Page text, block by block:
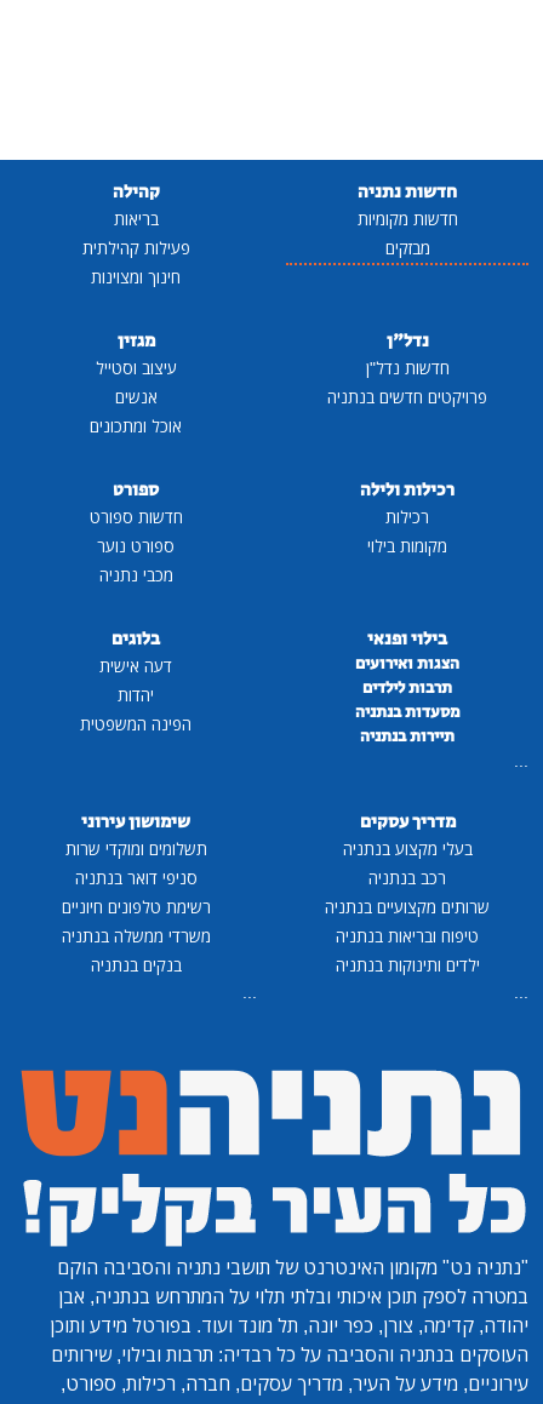
חדשות נתניה
חדשות מקומיות
מבזקים
קהילה
בריאות
פעילות קהילתית
חינוך ומצוינות
נדל"ן
חדשות נדל"ן
פרויקטים חדשים בנתניה
מגזין
עיצוב וסטייל
אנשים
אוכל ומתכונים
רכילות ולילה
רכילות
מקומות בילוי
ספורט
חדשות ספורט
ספורט נוער
מכבי נתניה
בילוי ופנאי
הצגות ואירועים
תרבות לילדים
מסעדות בנתניה
תיירות בנתניה
...
בלוגים
דעה אישית
יהדות
הפינה המשפטית
מדריך עסקים
בעלי מקצוע בנתניה
רכב בנתניה
שרותים מקצועיים בנתניה
טיפוח ובריאות בנתניה
ילדים ותינוקות בנתניה
...
שימושון עירוני
תשלומים ומוקדי שרות
סניפי דואר בנתניה
רשימת טלפונים חיוניים
משרדי ממשלה בנתניה
בנקים בנתניה
...
"נתניה נט" מקומון האינטרנט של תושבי נתניה והסביבה הוקם
במטרה לספק תוכן איכותי ובלתי תלוי על המתרחש בנתניה, אבן
יהודה, קדימה, צורן, כפר יונה, תל מונד ועוד. בפורטל מידע ותוכן
העוסקים בנתניה והסביבה על כל רבדיה: תרבות ובילוי, שירותים
עירוניים, מידע על העיר, מדריך עסקים, חברה, רכילות, ספורט,